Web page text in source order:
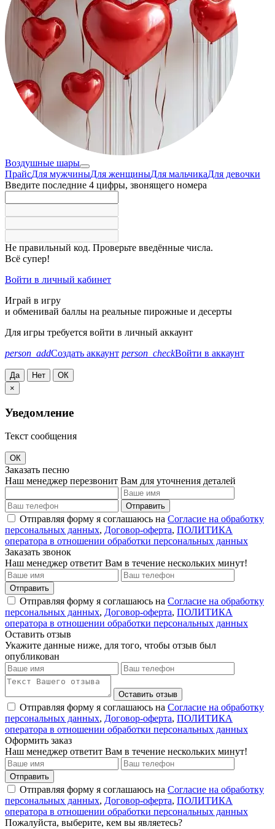
Воздушные шары
ПрайсДля мужчиныДля женщиныДля мальчикаДля девочки
Введите последние 4 цифры, звонящего номера
Не правильный код. Проверьте введённые числа.
Всё супер!
Войти в личный кабинет
Играй в игру
и обменивай баллы на реальные пирожные и десерты
Для игры требуется войти в личный аккаунт
person_addСоздать аккаунт person_checkВойти в аккаунт
Да Нет
ОК
×
Уведомление
Текст сообщения
ОК
Заказать песню
Наш менеджер перезвонит Вам для уточнения деталей
Отправить
Отправляя форму я соглашаюсь на Согласие на обработку
персональных данных, Договор-оферта, ПОЛИТИКА
оператора в отношении обработки персональных данных
Заказать звонок
Наш менеджер ответит Вам в течение нескольких минут!
Отправить
Отправляя форму я соглашаюсь на Согласие на обработку
персональных данных, Договор-оферта, ПОЛИТИКА
оператора в отношении обработки персональных данных
Оставить отзыв
Укажите данные ниже, для того, чтобы отзыв был
опубликован
Оставить отзыв
Отправляя форму я соглашаюсь на Согласие на обработку
персональных данных, Договор-оферта, ПОЛИТИКА
оператора в отношении обработки персональных данных
Оформить заказ
Наш менеджер ответит Вам в течение нескольких минут!
Отправить
Отправляя форму я соглашаюсь на Согласие на обработку
персональных данных, Договор-оферта, ПОЛИТИКА
оператора в отношении обработки персональных данных
Пожалуйста, выберите, кем вы являетесь?